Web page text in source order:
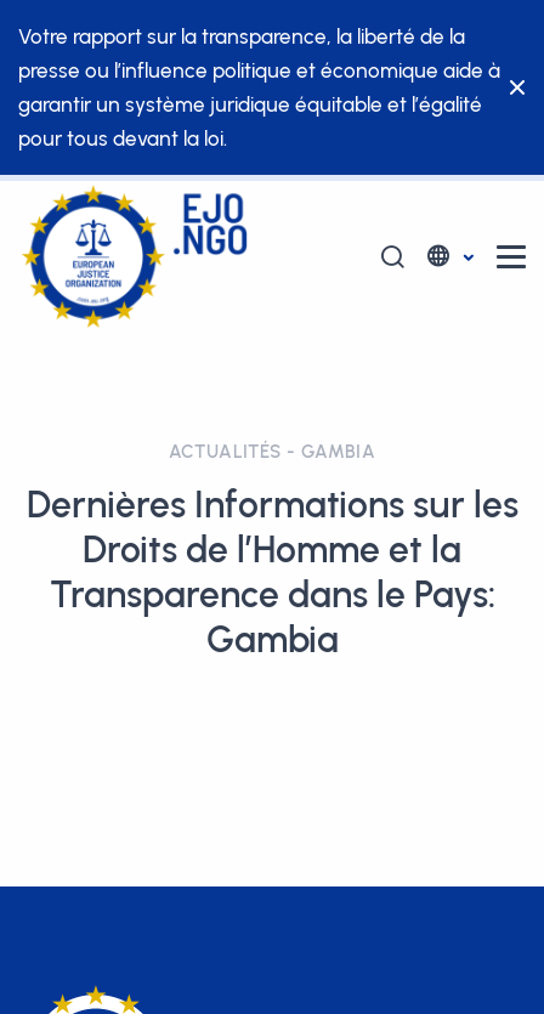
Votre rapport sur la transparence, la liberté de la
presse ou l’influence politique et économique aide à
garantir un système juridique équitable et l’égalité
pour tous devant la loi.
ACTUALITÉS - GAMBIA
Dernières Informations sur les
Droits de l’Homme et la
Transparence dans le Pays:
Gambia